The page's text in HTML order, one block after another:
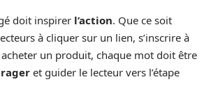
doit inspirer l’action. Que ce soit
à cliquer sur un lien, s’inscrire à
un produit, chaque mot doit être
et guider le lecteur vers l’étape